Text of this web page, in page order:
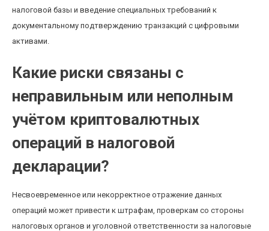
налоговой базы и введение специальных требований к
документальному подтверждению транзакций с цифровыми
активами.
Какие риски связаны с
неправильным или неполным
учётом криптовалютных
операций в налоговой
декларации?
Несвоевременное или некорректное отражение данных
операций может привести к штрафам, проверкам со стороны
налоговых органов и уголовной ответственности за налоговые